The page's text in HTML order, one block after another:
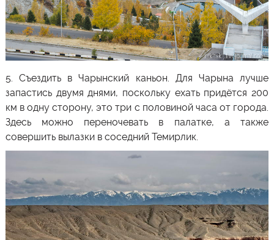
5. Съездить вЧарынский каньон. Для Чарына лучше
запастись двумя днями, поскольку ехать придётся 200
км в одну сторону, это три с половиной часа от города.
Здесь можно переночевать в палатке, а также
совершить вылазки в соседний Темирлик.